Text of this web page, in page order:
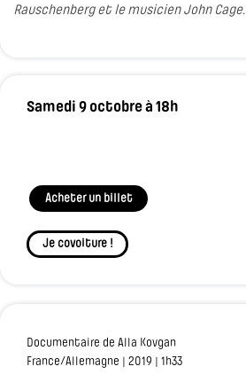
Rauschenberg et le musicien John Cage.
Samedi 9 octobre à 18h
Acheter un billet
Je covoiture !
Documentaire de Alla Kovgan
France/Allemagne | 2019 | 1h33